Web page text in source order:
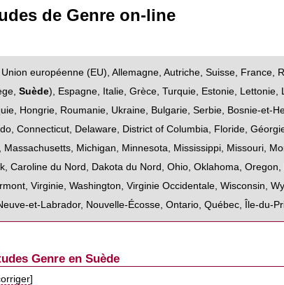
de Genre on-line
Union européenne (EU),Allemagne,Autriche,Suisse, France,
,Suède), Espagne, Italie,Grèce,Turquie, Estonie, Lettonie,
, Hongrie, Roumanie, Ukraine, Bulgarie,Serbie, Bosnie-et-
,Connecticut, Delaware, District of Columbia, Floride,
, Massachusetts, Michigan, Minnesota, Mississippi, Missouri,
,Caroline du Nord , Dakota du Nord ,Ohio,Oklahoma,Oregon,
,Virginie,Washington,Virginie Occidentale,Wisconsin,
et-Labrador, Nouvelle-Écosse,Ontario,Québec, Île-du-
Genre en Suède
]